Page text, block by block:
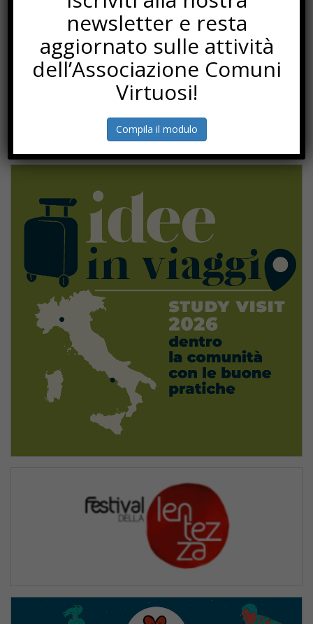
newsletter e resta
aggiornato sulle attività
dell’Associazione Comuni
Virtuosi!
Compila il modulo